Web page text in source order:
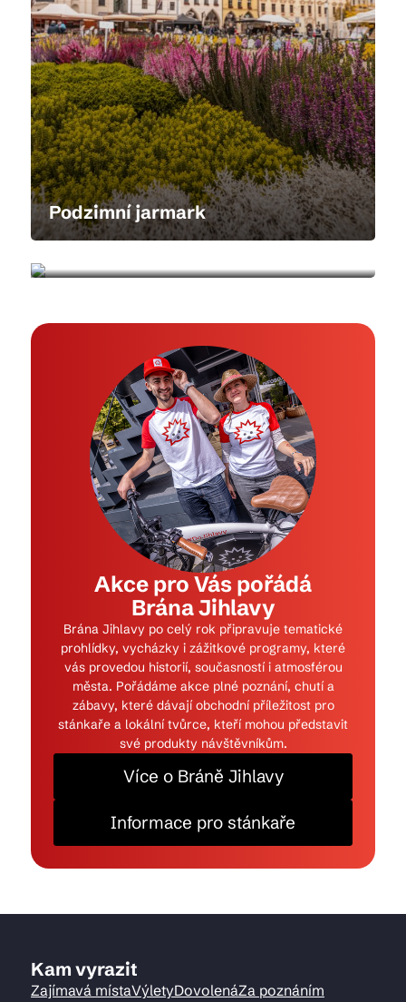
Podzimní jarmark
Akce pro Vás pořádá
Brána Jihlavy
Brána Jihlavy po celý rok připravuje tematické
prohlídky, vycházky i zážitkové programy, které
vás provedou historií, současností i atmosférou
města. Pořádáme akce plné poznání, chutí a
zábavy, které dávají obchodní příležitost pro
stánkaře a lokální tvůrce, kteří mohou představit
své produkty návštěvníkům.
Více o Bráně Jihlavy
Informace pro stánkaře
Kam vyrazit
Zajímavá místaVýletyDovolenáZa poznáním